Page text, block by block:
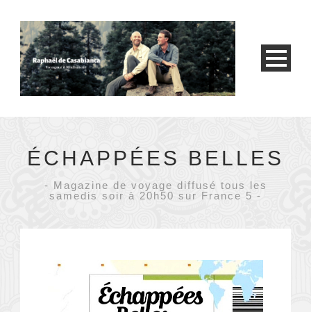
ÉCHAPPÉES BELLES
- Magazine de voyage diffusé tous les
samedis soir à 20h50 sur France 5 -